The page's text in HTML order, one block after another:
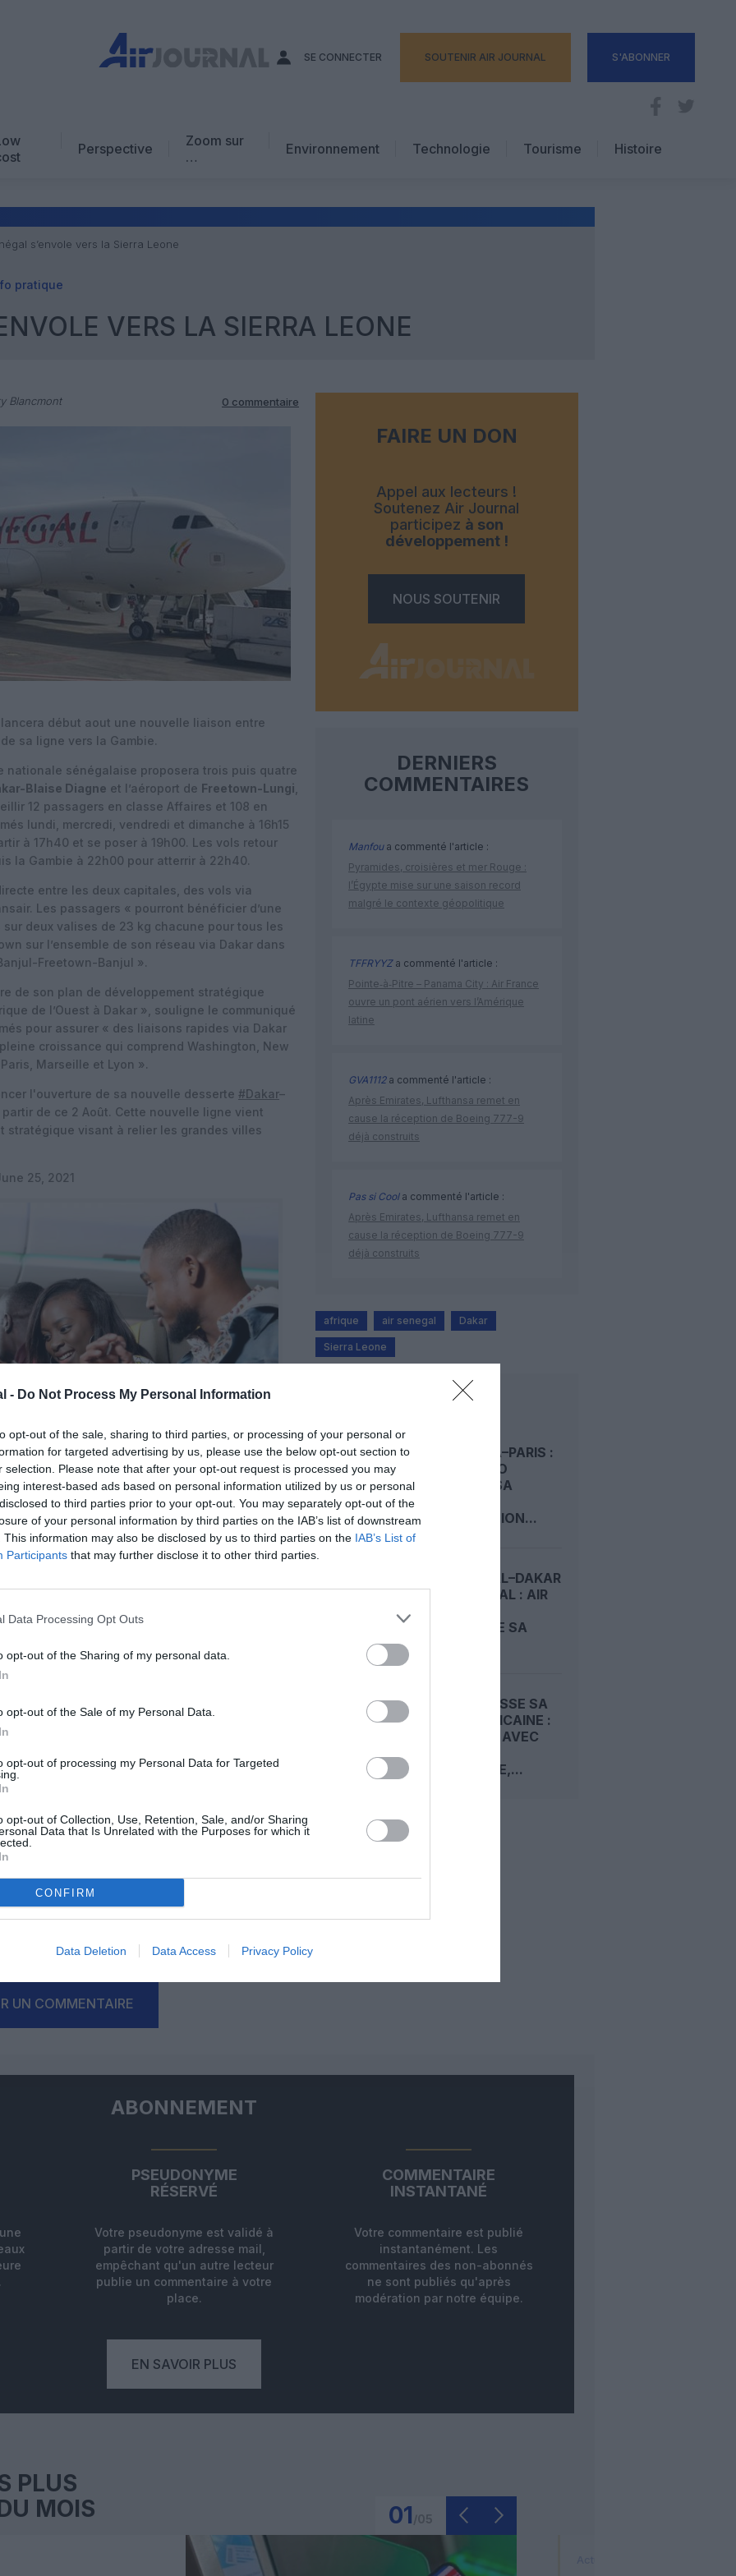
- Do Not Process My Personal Information
opt-out of the sale, sharing to third parties, or processing of your personal or
for targeted advertising by us, please use the below opt-out section to
selection. Please note that after your opt-out request is processed you may
interest-based ads based on personal information utilized by us or personal
to third parties prior to your opt-out. You may separately opt-out of the
of your personal information by third parties on the IAB’s list of downstream
This information may also be disclosed by us to third parties on the IAB’s List of
Participants that may further disclose it to other third parties.
Data Processing Opt Outs
opt-out of the Sharing of my personal data.
opt-out of the Sale of my Personal Data.
opt-out of processing my Personal Data for Targeted
opt-out of Collection, Use, Retention, Sale, and/or Sharing
Data that Is Unrelated with the Purposes for which it
CONFIRM
Data Deletion Data Access Privacy Policy
SE CONNECTER SOUTENIR AIR JOURNAL S'ABONNER
Perspective
Zoom sur
…
Environnement Technologie
Tourisme
Hôtellerie
Histoire
s’envole vers la Sierra Leone
pratique
VERS LA SIERRA LEONE
Blancmont 0 commentaire
lancera début aout une nouvelle liaison entre
sa ligne vers la Gambie.
nationale sénégalaise proposera trois puis quatre
Blaise Diagne et l’aéroport de Freetown-Lungi
12 passagers en classe Affaires et 108 en
lundi, mercredi, vendredi et dimanche à 16h15
à 17h40 et se poser à 19h00. Les vols retour
la Gambie à 22h00 pour atterrir à 22h40.
entre les deux capitales, des vols via
Les passagers « pourront bénéficier d’une
deux valises de 23 kg chacune pour tous les
sur l’ensemble de son réseau via Dakar dans
Freetown-Banjul ».
de son plan de développement stratégique
de l’Ouest à Dakar », souligne le communiqué
pour assurer « des liaisons rapides via Dakar
croissance qui comprend Washington, New
Marseille et Lyon ».
l'ouverture de sa nouvelle desserte #Dakar–
partir de ce 2 Août. Cette nouvelle ligne vient
stratégique visant à relier les grandes villes
25, 2021
@Air Sénégal
apprécié l’article ?
nous, faites un don !
SOUTENIR
FacebookTwitter
commentaire !
UN COMMENTAIRE
FAIRE UN DON
Appel aux lecteurs !
Soutenez Air Journal
participez à son
développement !
NOUS SOUTENIR
DERNIERS
COMMENTAIRES
Manfoua commenté l'article :
Pyramides, croisières et mer Rouge :
l’Égypte mise sur une saison record
malgré le contexte géopolitique
TFFRYYZa commenté l'article :
Pointe‑à‑Pitre – Panama City : Air France
ouvre un pont aérien vers l’Amérique
latine
GVA1112a commenté l'article :
Après Emirates, Lufthansa remet en
cause la réception de Boeing 777-9
déjà construits
Pas si Coola commenté l'article :
Après Emirates, Lufthansa remet en
cause la réception de Boeing 777-9
déjà construits
afrique air senegal Dakar
Sierra Leone
LIRE AUSSI
KINSHASA–PARIS :
AIR CONGO
PRÉPARE SA
DESTINATION...
MONTRÉAL–DAKAR
AU SÉNÉGAL : AIR
PROLONGE SA
ETIHAD TISSE SA
TOILE AFRICAINE :
ACCORDS AVEC
ZIMBABWE,...
ABONNEMENT
PSEUDONYME
RÉSERVÉ
Votre pseudonyme est validé à
partir de votre adresse mail,
empêchant qu'un autre lecteur
publie un commentaire à votre
place.
COMMENTAIRE
INSTANTANÉ
Votre commentaire est publié
instantanément. Les
commentaires des non-abonnés
ne sont publiés qu'après
modération par notre équipe.
EN SAVOIR PLUS
PLUS
MOIS
01